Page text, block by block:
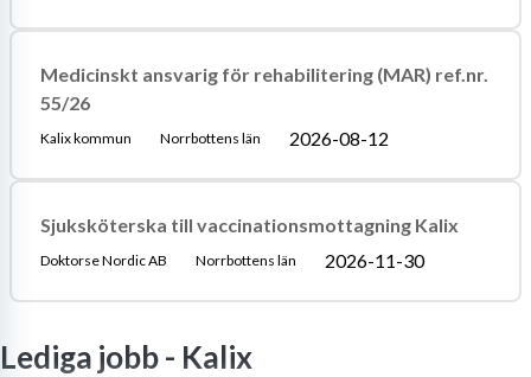
Medicinskt ansvarig för rehabilitering (MAR) ref.nr.
55/26
Kalix kommun Norrbottens län 2026-08-12
Sjuksköterska till vaccinationsmottagning Kalix
Doktorse Nordic AB Norrbottens län 2026-11-30
Lediga jobb - Kalix